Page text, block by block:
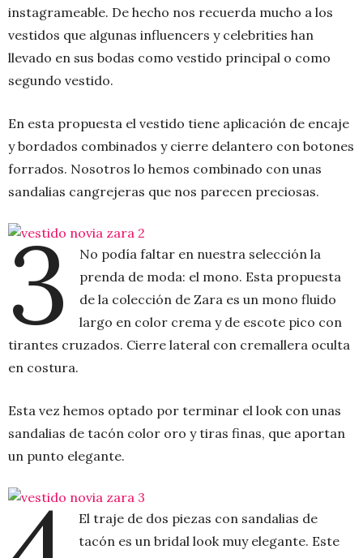
instagrameable. De hecho nos recuerda mucho a los
vestidos que algunas influencers y celebrities han
llevado en sus bodas como vestido principal o como
segundo vestido.
En esta propuesta el vestido tiene aplicación de encaje
y bordados combinados y cierre delantero con botones
forrados. Nosotros lo hemos combinado con unas
sandalias cangrejeras que nos parecen preciosas.
3
No podía faltar en nuestra selección la
prenda de moda: el mono. Esta propuesta
de la colección de Zara es un mono fluido
largo en color crema y de escote pico con
tirantes cruzados. Cierre lateral con cremallera oculta
en costura.
Esta vez hemos optado por terminar el look con unas
sandalias de tacón color oro y tiras finas, que aportan
un punto elegante.
El traje de dos piezas con sandalias de
tacón es un bridal look muy elegante. Este